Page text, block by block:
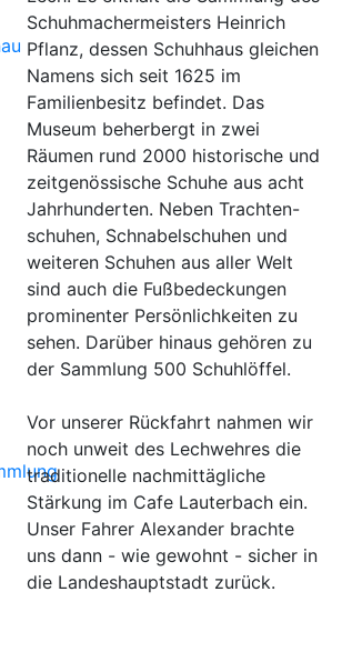
Schuhmachermeisters Heinrich
Pflanz, dessen Schuhhaus gleichen
Namens sich seit 1625 im
Familienbesitz befindet. Das
Museum beherbergt in zwei
Räumen rund 2000 historische und
zeitgenössische Schuhe aus acht
Jahrhunderten. Neben Trachten-
schuhen, Schnabelschuhen und
weiteren Schuhen aus aller Welt
sind auch die Fußbedeckungen
prominenter Persönlichkeiten zu
sehen. Darüber hinaus gehören zu
der Sammlung 500 Schuhlöffel.
Vor unserer Rückfahrt nahmen wir
noch unweit des Lechwehres die
traditionelle nachmittägliche
Stärkung im Cafe Lauterbach ein.
Unser Fahrer Alexander brachte
uns dann - wie gewohnt - sicher in
die Landeshauptstadt zurück.